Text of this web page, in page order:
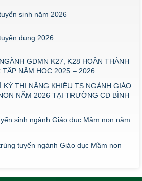
sinh năm 2026
dụng 2026
GDMN K27, K28 HOÀN THÀNH
NĂM HỌC 2025 – 2026
KỲ THI NĂNG KHIẾU TS NGÀNH GIÁO
NĂM 2026 TẠI TRƯỜNG CĐ BÌNH
sinh ngành Giáo dục Mầm non năm
tuyển ngành Giáo dục Mầm non